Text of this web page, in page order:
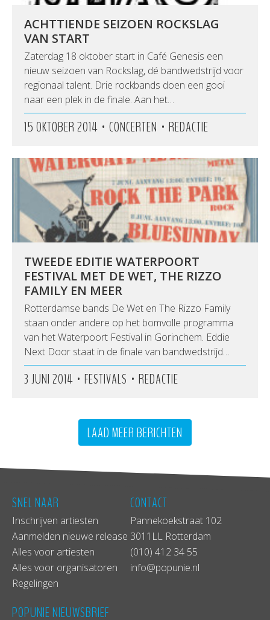
ACHTTIENDE SEIZOEN ROCKSLAG
VAN START
Zaterdag 18 oktober start in Café Genesis een
nieuw seizoen van Rockslag, dé bandwedstrijd voor
regionaal talent. Drie rockbands doen een gooi
naar een plek in de finale. Aan het…
15 OKTOBER 2014 • CONCERTEN • REDACTIE
TWEEDE EDITIE WATERPOORT
FESTIVAL MET DE WET, THE RIZZO
FAMILY EN MEER
Rotterdamse bands De Wet en The Rizzo Family
staan onder andere op het bomvolle programma
van het Waterpoort Festival in Gorinchem. Eddie
Next Door staat in de finale van bandwedstrijd…
3 JUNI 2014 • FESTIVALS • REDACTIE
LAAD MEER BERICHTEN
SNEL NAAR
Inschrijven artiesten
Aanmelden nieuwe release
Alles voor artiesten
Alles voor organisatoren
Regelingen
CONTACT
Pannekoekstraat 102
3011LL Rotterdam
(010) 412 34 55
info@popunie.nl
POPUNIE NIEUWSBRIEF